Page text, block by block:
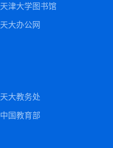
天津大学图书馆
天大办公网
天大教务处
中国教育部